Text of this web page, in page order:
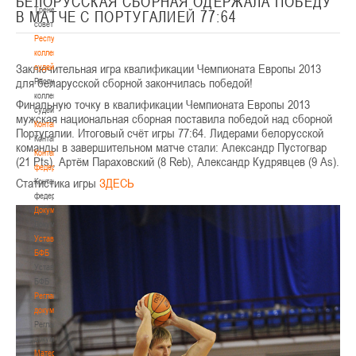
Тренерский
совет
Республиканская
коллегия
судей
Республиканская
коллегия
судей
Контакты
Контакты
Контакты
федерации
Контакты
федерации
Документы
Устав
БФБ
БФБ
Регламентирующие
документы
Регламентирующие
документы
Материалы
В МАТЧЕ С ПОРТУГАЛИЕЙ 77:64
Заключительная игра квалификации Чемпионата Европы 2013
для беларусской сборной закончилась победой!
Финальную точку в квалификации Чемпионата Европы 2013
мужская национальная сборная поставила победой над сборной
Португалии. Итоговый счёт игры 77:64. Лидерами белорусской
команды в завершительном матче стали: Александр Пустогвар
(21 Pts), Артём Параховский (8 Reb), Александр Кудрявцев (9 As).
Статистика игры ЗДЕСЬ